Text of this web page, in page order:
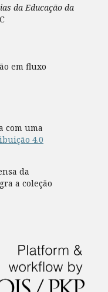
da Educação da
em fluxo
com uma
4.0
da
a coleção